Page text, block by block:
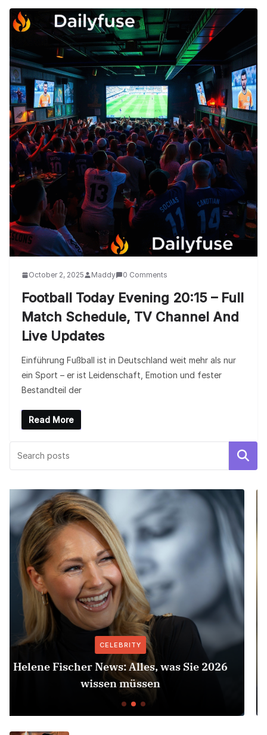
October 2, 2025 Maddy 0 Comments
Football Today Evening 20:15 – Full
Match Schedule, TV Channel And
Live Updates
Einführung Fußball ist in Deutschland weit mehr als nur
ein Sport – er ist Leidenschaft, Emotion und fester
Bestandteil der
Read More
Search
CELEBRITY
Herbert Grönemeyer Zeit Dass Sich Was
Dreht